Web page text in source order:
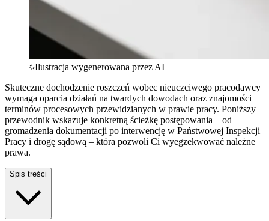
Ilustracja wygenerowana przez AI
Skuteczne dochodzenie roszczeń wobec nieuczciwego pracodawcy
wymaga oparcia działań na twardych dowodach oraz znajomości
terminów procesowych przewidzianych w prawie pracy. Poniższy
przewodnik wskazuje konkretną ścieżkę postępowania – od
gromadzenia dokumentacji po interwencję w Państwowej Inspekcji
Pracy i drogę sądową – która pozwoli Ci wyegzekwować należne
prawa.
Spis treści